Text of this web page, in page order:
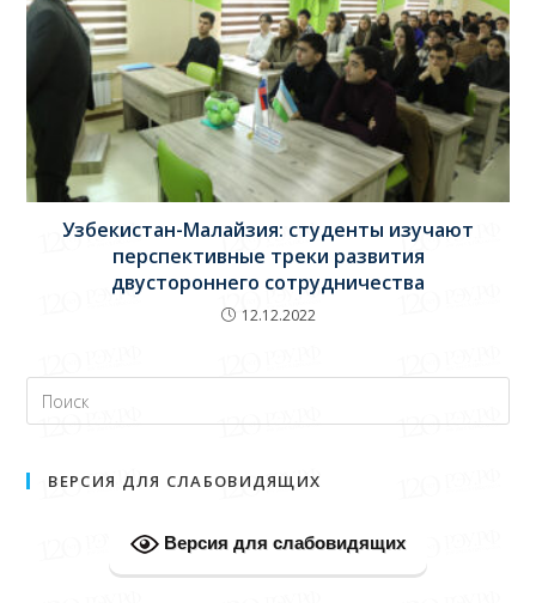
Узбекистан-Малайзия: студенты изучают
перспективные треки развития
двустороннего сотрудничества
12.12.2022
ВЕРСИЯ ДЛЯ СЛАБОВИДЯЩИХ
Версия для слабовидящих